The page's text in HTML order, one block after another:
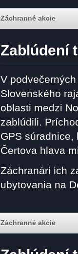
Záchranné akcie
Zablúdení
V
Slovenského
oblasti medzi
zablúdili.
GPS
Čertova hlava
Záchranári ich
ubytovania na
Záchranné akcie